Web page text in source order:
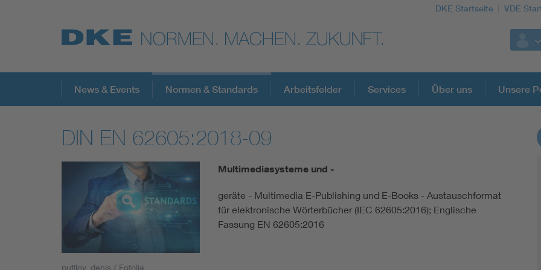
DKE Startseite VDE
Top-Themen
VDE Fokusthemen
Digital Security
Energy
DKE Fachinformationen im Kontext der
Circular Economy für mehr Ressourceneffizienz
News & Events Normen & Standards Arbeitsfelder Services Über uns Unsere
DIN EN 62605:2018-09
putilov_denis / Fotolia
Multimediasysteme und -
geräte - Multimedia E-Publishing und E-Books - Austauschformat
für elektronische Wörterbücher (IEC 62605:2016); Englische
Fassung EN 62605:2016